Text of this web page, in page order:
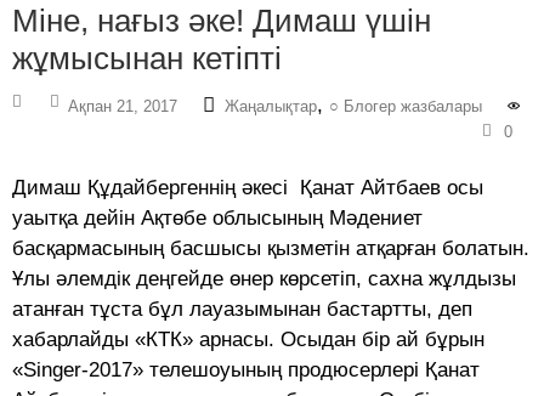
Міне, нағыз әке! Димаш үшін
жұмысынан кетіпті
Ақпан 21, 2017 Жаңалықтар, ○ Блогер жазбалары
0
Димаш Құдайбергеннің әкесі Қанат Айтбаев осы
уаытқа дейін Ақтөбе облысының Мәдениет
басқармасының басшысы қызметін атқарған болатын.
Ұлы әлемдік деңгейде өнер көрсетіп, сахна жұлдызы
атанған тұста бұл лауазымынан бастартты, деп
хабарлайды «КТК» арнасы. Осыдан бір ай бұрын
«Singer-2017» телешоуының продюсерлері Қанат